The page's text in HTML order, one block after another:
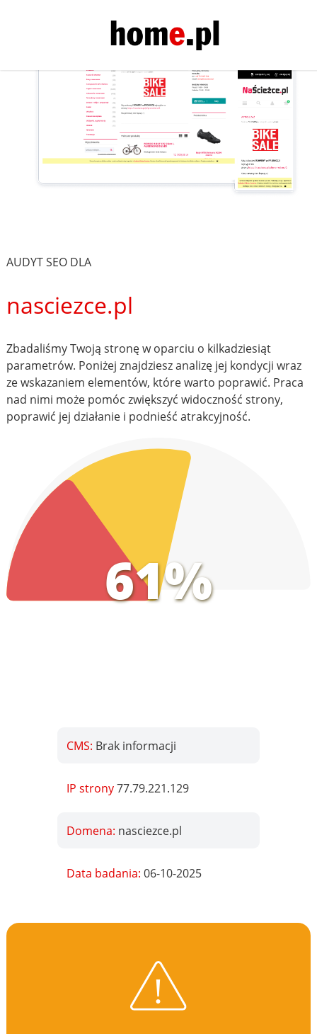
AUDYT SEO DLA
nasciezce.pl
Zbadaliśmy Twoją stronę w oparciu o kilkadziesiąt
parametrów. Poniżej znajdziesz analizę jej kondycji wraz
ze wskazaniem elementów, które warto poprawić. Praca
nad nimi może pomóc zwiększyć widoczność strony,
poprawić jej działanie i podnieść atrakcyjność.
61%
CMS: Brak informacji
IP strony77.79.221.129
Domena: nasciezce.pl
Data badania:06-10-2025